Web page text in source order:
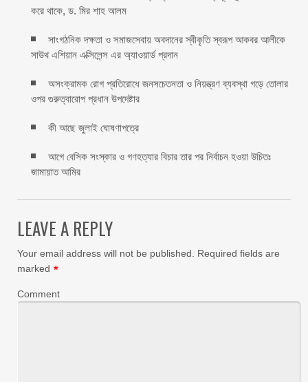
করে থাকে, ড. মির শাহ আলম
সাংগঠনিক দক্ষতা ও সমাজসেবায় অবদানের স্বীকৃতি স্বরূপ আকবর আলীকে
সাউথ এশিয়ান এক্সিলেন্স এর অ্যাওয়ার্ড প্রদান
অসংক্রামক রোগ প্রতিরোধে জনসচেতনতা ও নিয়ন্ত্রণ ব্যবস্থা গড়ে তোলার
ওপর গুরুত্বারোপ প্রধান উপদেষ্টার
কী আছে জুলাই ঘোষণাপত্রে
আগে বেসিক সংস্কার ও গণহত্যার বিচার তার পর নির্বাচন হওয়া উচিতঃ
জামায়াত আমির
LEAVE A REPLY
Your email address will not be published.
Required fields are
marked *
Comment